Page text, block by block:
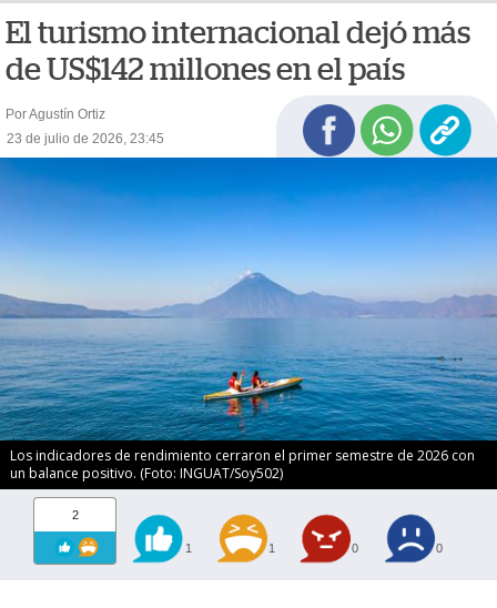
El turismo internacional dejó más
de US$142 millones en el país
Por Agustín Ortiz
23 de julio de 2026, 23:45
Los indicadores de rendimiento cerraron el primer semestre de 2026 con
un balance positivo. (Foto: INGUAT/Soy502)
2
1 1 0 0